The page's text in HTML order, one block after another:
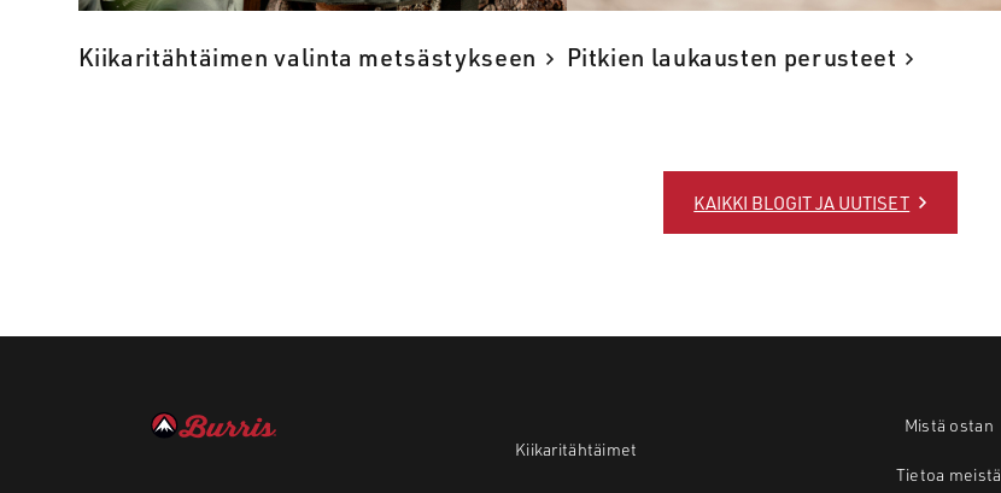
Kiikaritähtäimen valinta metsästykseen Pitkien laukausten perusteet
KAIKKI BLOGIT JA UUTISET
Kiikaritähtäimet
Mistä ostan
Tietoa meistä